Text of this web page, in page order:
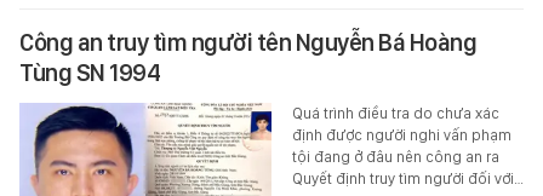
Công an truy tìm người tên Nguyễn Bá Hoàng
Tùng SN 1994
Quá trình điều tra do chưa xác
định được người nghi vấn phạm
tội đang ở đâu nên công an ra
Quyết định truy tìm người đối với…